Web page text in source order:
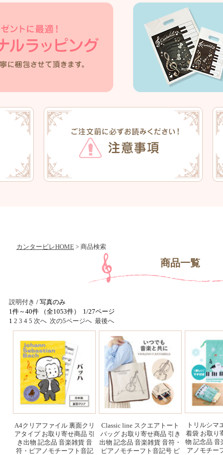
カンタービレHOME > 商品検索
商品一覧
説明付き / 写真のみ
1件～40件 （全1053件） 1/27ページ
1 2 3 4 5 次へ 次の5ページへ 最後へ
A4クリアファイル 裏面クリ
アタイプ お取り寄せ商品 引
き出物 記念品 音楽雑貨 音
符・ピアノモチーフト音記
Classic line スクエアトート
バッグ お取り寄せ商品 引き
出物 記念品 音楽雑貨 音符・
ピアノモチーフト音記号 ピ
トリルシマ
着袋 お取り
物 記念品 音
アノモチー